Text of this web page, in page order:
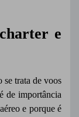
e
se trata de voos
de importância
e porque é